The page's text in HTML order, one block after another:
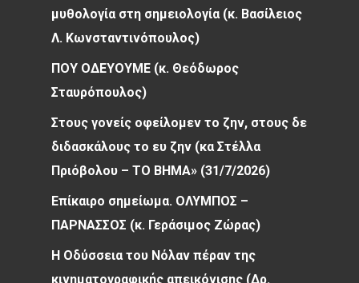
μυθολογία στη σημειολογία (κ. Βασίλειος
Λ. Κωνσταντινόπουλος)
ΠΟΥ ΟΔΕΥΟΥΜΕ (κ. Θεόδωρος
Σταυρόπουλος)
Στους γονείς οφείλομεν το ζην, στους δε
διδασκάλους το ευ ζην (κα Στέλλα
Πριόβολου – ΤΟ ΒΗΜΑ» (31/7/2026)
Επίκαιρο σημείωμα. ΟΛΥΜΠΟΣ –
ΠΑΡΝΑΣΣΟΣ (κ. Γεράσιμος Ζώρας)
Η Οδύσσεια του Νόλαν πέραν της
κινηματογραφικής απεικόνισης (Δρ.